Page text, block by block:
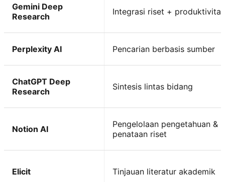
Gemini Deep
Research
Integrasi riset + produktivitas
Perplexity AI Pencarian berbasis sumber
ChatGPT Deep
Research
Sintesis lintas bidang
Notion AI
Pengelolaan pengetahuan &
penataan riset
Elicit Tinjauan literatur akademik